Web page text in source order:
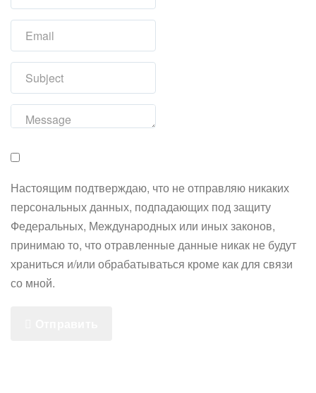
Настоящим подтверждаю, что не отправляю никаких
персональных данных, подпадающих под защиту
Федеральных, Международных или иных законов,
принимаю то, что отравленные данные никак не будут
храниться и/или обрабатываться кроме как для связи
со мной.